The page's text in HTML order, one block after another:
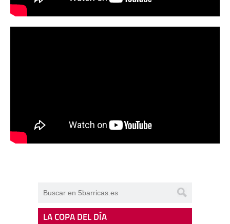
LA COPA DEL DÍA